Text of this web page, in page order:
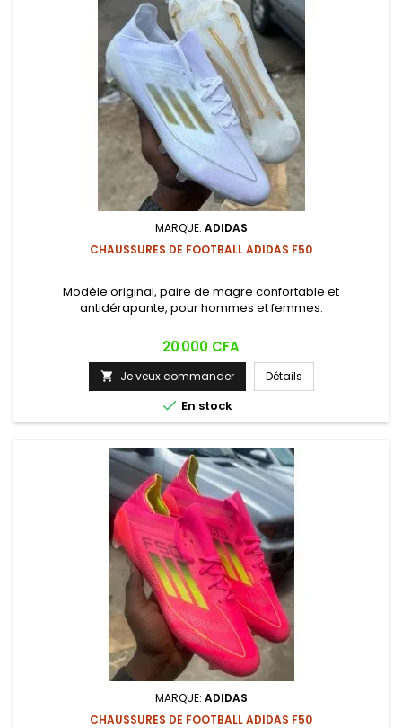
MARQUE: ADIDAS
CHAUSSURES DE FOOTBALL ADIDAS F50
Modèle original, paire de magre confortable et
antidérapante, pour hommes et femmes.
Prix
20 000 CFA
 Je veux commander Détails
 En stock
MARQUE: ADIDAS
CHAUSSURES DE FOOTBALL ADIDAS F50